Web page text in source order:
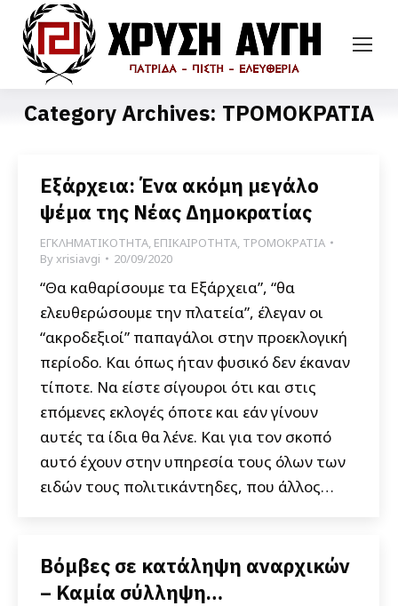
Category Archives: ΤΡΟΜΟΚΡΑΤΙΑ
Εξάρχεια: Ένα ακόμη μεγάλο
ψέμα της Νέας Δημοκρατίας
ΕΓΚΛΗΜΑΤΙΚΟΤΗΤΑ, ΕΠΙΚΑΙΡΟΤΗΤΑ, ΤΡΟΜΟΚΡΑΤΙΑ
Byxrisiavgi 20/09/2020
“Θα καθαρίσουμε τα Εξάρχεια”, “θα
ελευθερώσουμε την πλατεία”, έλεγαν οι
“ακροδεξιοί” παπαγάλοι στην προεκλογική
περίοδο. Και όπως ήταν φυσικό δεν έκαναν
τίποτε. Να είστε σίγουροι ότι και στις
επόμενες εκλογές όποτε και εάν γίνουν
αυτές τα ίδια θα λένε. Και για τον σκοπό
αυτό έχουν στην υπηρεσία τους όλων των
ειδών τους πολιτικάντηδες, που άλλος…
Βόμβες σε κατάληψη αναρχικών
– Καμία σύλληψη…